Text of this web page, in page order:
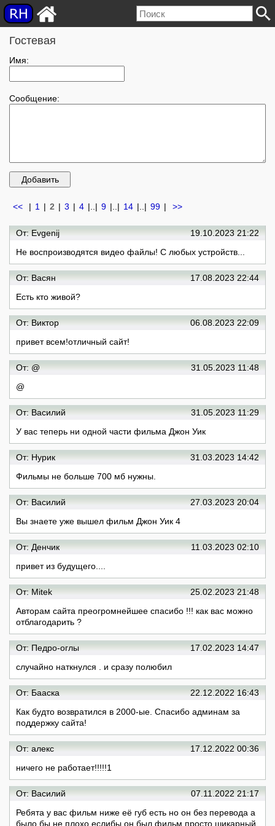
Гостевая
Имя:
Сообщение:
<< | 1 | 2 | 3 | 4 |.. | 9 |.. | 14 |.. | 99 | >>
От: Evgenij
19.10.2023 21:22
Не воспроизводятся видео файлы! С любых устройств...
От: Васян
17.08.2023 22:44
Есть кто живой?
От: Виктор
06.08.2023 22:09
привет всем!отличный сайт!
От: @
31.05.2023 11:48
@
От: Василий
31.05.2023 11:29
У вас теперь ни одной части фильма Джон Уик
От: Нурик
31.03.2023 14:42
Фильмы не больше 700 мб нужны.
От: Василий
27.03.2023 20:04
Вы знаете уже вышел фильм Джон Уик 4
От: Денчик
11.03.2023 02:10
привет из будущего....
От: Mitek
25.02.2023 21:48
Авторам сайта преогромнейшее спасибо !!! как вас можно
отблагодарить ?
От: Педро-оглы
17.02.2023 14:47
случайно наткнулся . и сразу полюбил
От: Бааска
22.12.2022 16:43
Как будто возвратился в 2000-ые. Спасибо админам за
поддержку сайта!
От: алекс
17.12.2022 00:36
ничего не работает!!!!!1
От: Василий
07.11.2022 21:17
Ребята у вас фильм ниже её губ есть но он без перевода а
было бы не плохо еслибы он был фильм просто шикарный